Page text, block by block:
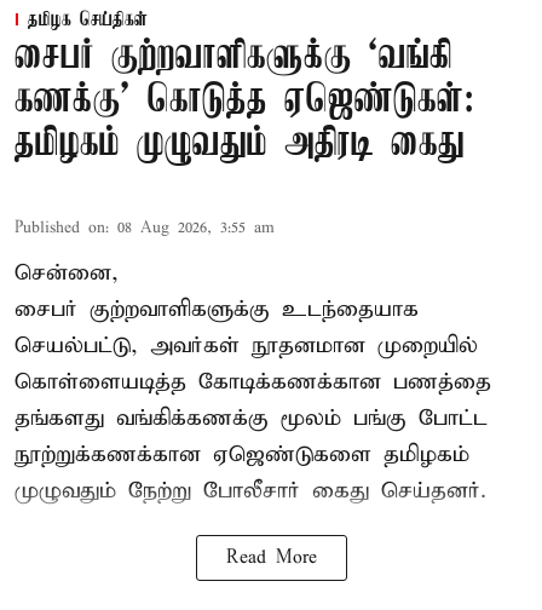
தமிழக செய்திகள்
சைபர் குற்றவாளிகளுக்கு ‘வங்கி
கணக்கு’ கொடுத்த ஏஜெண்டுகள்:
தமிழகம் முழுவதும் அதிரடி கைது
Published on: 08 Aug 2026, 3:55 am
சென்னை,
சைபர் குற்றவாளிகளுக்கு உடந்தையாக
செயல்பட்டு, அவர்கள் நூதனமான முறையில்
கொள்ளையடித்த கோடிக்கணக்கான பணத்தை
தங்களது வங்கிக்கணக்கு மூலம் பங்கு போட்ட
நூற்றுக்கணக்கான ஏஜெண்டுகளை தமிழகம்
முழுவதும் நேற்று போலீசார் கைது செய்தனர்.
Read More